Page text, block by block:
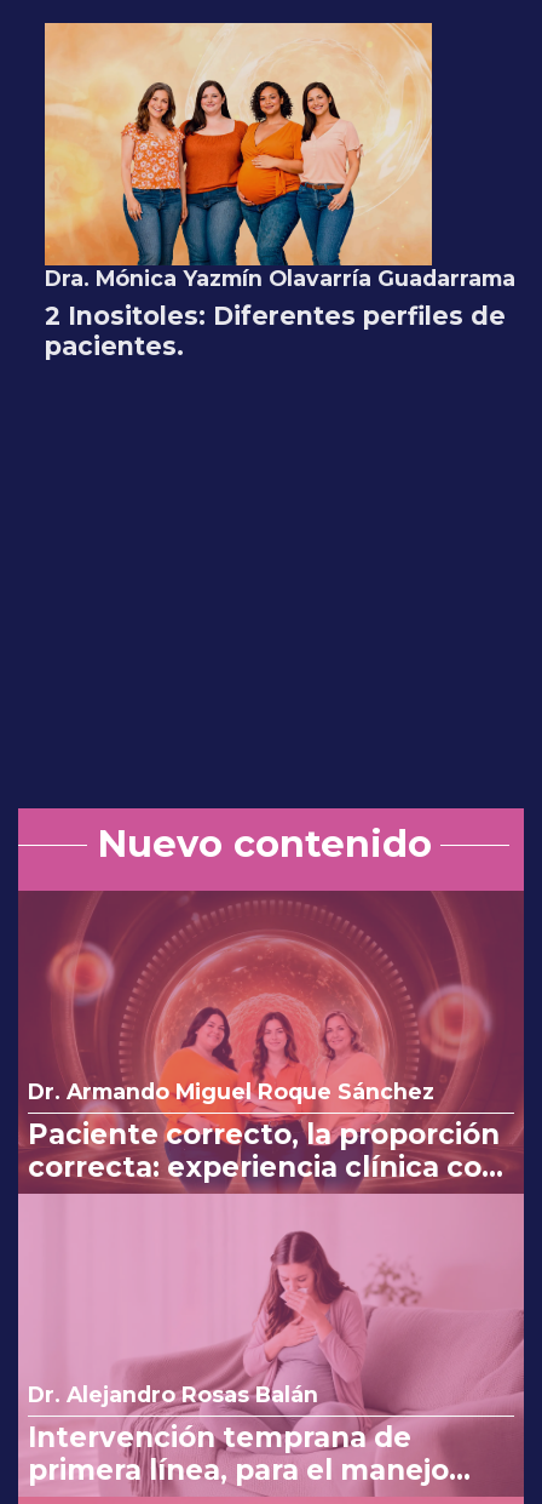
Dra. Mónica Yazmín Olavarría Guadarrama
2 Inositoles: Diferentes perfiles de
pacientes.
Nuevo contenido
Dr. Armando Miguel Roque Sánchez
Paciente correcto, la proporción
correcta: experiencia clínica con
Myo y D-Chiro-Inositol
Dr. Alejandro Rosas Balán
Intervención temprana de
primera línea, para el manejo